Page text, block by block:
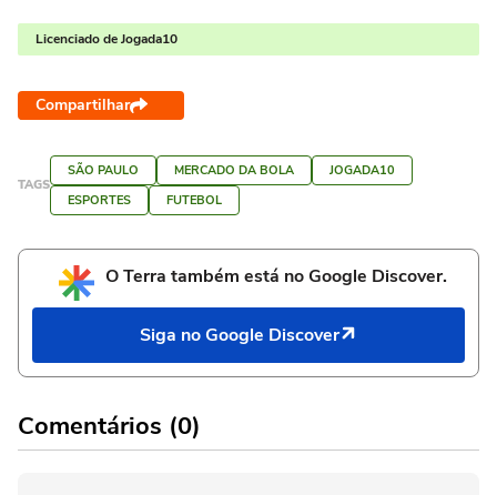
Licenciado de Jogada10
Compartilhar
TAGS
SÃO PAULO MERCADO DA BOLA
JOGADA10
ESPORTES
FUTEBOL
O Terra também está no Google Discover.
Siga no Google Discover
Comentários (0)